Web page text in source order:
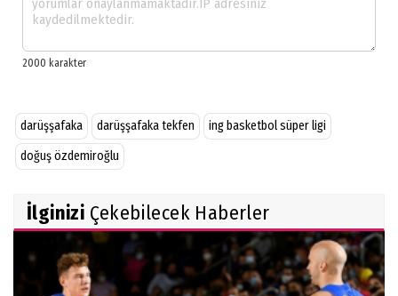
darüşşafaka darüşşafaka tekfen
ing basketbol süper ligi
doğuş özdemiroğlu
İlginizi Çekebilecek Haberler